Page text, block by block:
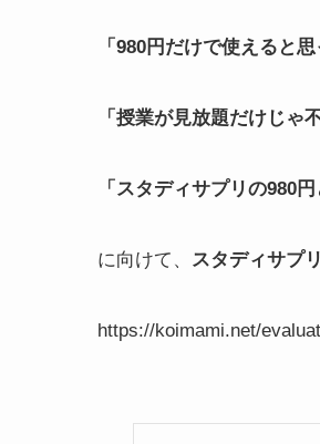
「980円だけで使えると
「授業が見放題だけじゃ
「スタディサプリの980
に向けて、 スタディサプ
https://koimami.net/